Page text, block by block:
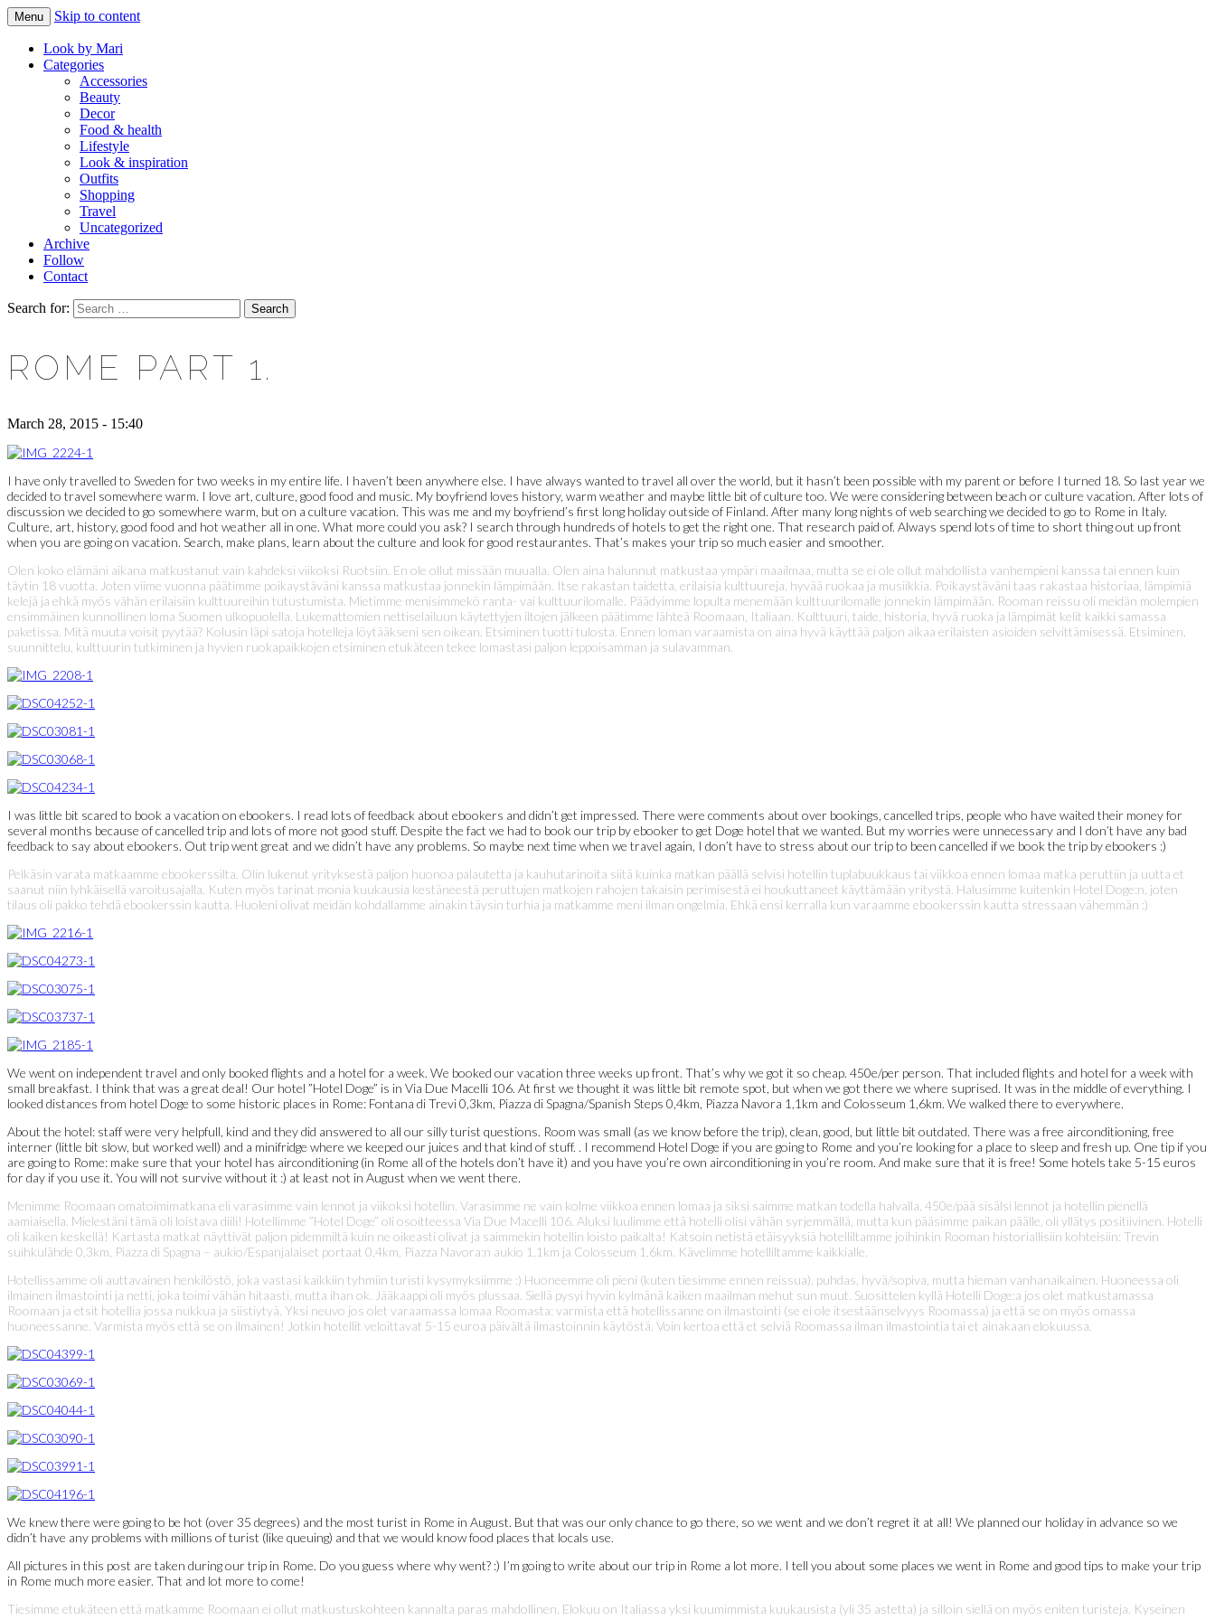
LOOK BY MARI
Makeup & beauty blog
Menu Skip to content
Look by Mari
Categories
Accessories
Beauty
Decor
Food & health
Lifestyle
Look & inspiration
Outfits
Shopping
Travel
Uncategorized
Archive
Follow
Contact
Search for:
ROME PART 1.
March 28, 2015 - 15:40
I have only travelled to Sweden for two weeks in my entire life. I haven’t been anywhere else. I have always wanted to travel all over the world, but it hasn’t been possible with my parent or before I turned 18. So last year we
decided to travel somewhere warm. I love art, culture, good food and music. My boyfriend loves history, warm weather and maybe little bit of culture too. We were considering between beach or culture vacation. After lots of
discussion we decided to go somewhere warm, but on a culture vacation. This was me and my boyfriend’s first long holiday outside of Finland. After many long nights of web searching we decided to go to Rome in Italy.
Culture, art, history, good food and hot weather all in one. What more could you ask? I search through hundreds of hotels to get the right one. That research paid of. Always spend lots of time to short thing out up front
when you are going on vacation. Search, make plans, learn about the culture and look for good restaurantes. That’s makes your trip so much easier and smoother.
Olen koko elämäni aikana matkustanut vain kahdeksi viikoksi Ruotsiin. En ole ollut missään muualla. Olen aina halunnut matkustaa ympäri maailmaa, mutta se ei ole ollut mahdollista vanhempieni kanssa tai ennen kuin
täytin 18 vuotta. Joten viime vuonna päätimme poikaystäväni kanssa matkustaa jonnekin lämpimään. Itse rakastan taidetta, erilaisia kulttuureja, hyvää ruokaa ja musiikkia. Poikaystäväni taas rakastaa historiaa, lämpimiä
kelejä ja ehkä myös vähän erilaisiin kulttuureihin tutustumista. Mietimme menisimmekö ranta- vai kulttuurilomalle. Päädyimme lopulta menemään kulttuurilomalle jonnekin lämpimään. Rooman reissu oli meidän molempien
ensimmäinen kunnollinen loma Suomen ulkopuolella. Lukemattomien nettiselailuun käytettyjen iltojen jälkeen päätimme lähteä Roomaan, Italiaan. Kulttuuri, taide, historia, hyvä ruoka ja lämpimät kelit kaikki samassa
paketissa. Mitä muuta voisit pyytää? Kolusin läpi satoja hotelleja löytääkseni sen oikean. Etsiminen tuotti tulosta. Ennen loman varaamista on aina hyvä käyttää paljon aikaa erilaisten asioiden selvittämisessä. Etsiminen,
suunnittelu, kulttuurin tutkiminen ja hyvien ruokapaikkojen etsiminen etukäteen tekee lomastasi paljon leppoisamman ja sulavamman.
I was little bit scared to book a vacation on ebookers. I read lots of feedback about ebookers and didn’t get impressed. There were comments about over bookings, cancelled trips, people who have waited their money for
several months because of cancelled trip and lots of more not good stuff. Despite the fact we had to book our trip by ebooker to get Doge hotel that we wanted. But my worries were unnecessary and I don’t have any bad
feedback to say about ebookers. Out trip went great and we didn’t have any problems. So maybe next time when we travel again, I don’t have to stress about our trip to been cancelled if we book the trip by ebookers :)
Pelkäsin varata matkaamme ebookerssilta. Olin lukenut yrityksestä paljon huonoa palautetta ja kauhutarinoita siitä kuinka matkan päällä selvisi hotellin tuplabuukkaus tai viikkoa ennen lomaa matka peruttiin ja uutta et
saanut niin lyhkäisellä varoitusajalla. Kuten myös tarinat monia kuukausia kestäneestä peruttujen matkojen rahojen takaisin perimisestä ei houkuttaneet käyttämään yritystä. Halusimme kuitenkin Hotel Doge:n, joten
tilaus oli pakko tehdä ebookerssin kautta. Huoleni olivat meidän kohdallamme ainakin täysin turhia ja matkamme meni ilman ongelmia. Ehkä ensi kerralla kun varaamme ebookerssin kautta stressaan vähemmän :)
We went on independent travel and only booked flights and a hotel for a week. We booked our vacation three weeks up front. That’s why we got it so cheap. 450e/per person. That included flights and hotel for a week with
small breakfast. I think that was a great deal! Our hotel ”Hotel Doge” is in Via Due Macelli 106. At first we thought it was little bit remote spot, but when we got there we where suprised. It was in the middle of everything. I
looked distances from hotel Doge to some historic places in Rome: Fontana di Trevi 0,3km, Piazza di Spagna/Spanish Steps 0,4km, Piazza Navora 1,1km and Colosseum 1,6km. We walked there to everywhere.
About the hotel: staff were very helpfull, kind and they did answered to all our silly turist questions. Room was small (as we know before the trip), clean, good, but little bit outdated. There was a free airconditioning, free
interner (little bit slow, but worked well) and a minifridge where we keeped our juices and that kind of stuff. . I recommend Hotel Doge if you are going to Rome and you’re looking for a place to sleep and fresh up. One tip if you
are going to Rome: make sure that your hotel has airconditioning (in Rome all of the hotels don’t have it) and you have you’re own airconditioning in you’re room. And make sure that it is free! Some hotels take 5-15 euros
for day if you use it. You will not survive without it :) at least not in August when we went there.
Menimme Roomaan omatoimimatkana eli varasimme vain lennot ja viikoksi hotellin. Varasimme ne vain kolme viikkoa ennen lomaa ja siksi saimme matkan todella halvalla. 450e/pää sisälsi lennot ja hotellin pienellä
aamiaisella. Mielestäni tämä oli loistava diili! Hotellimme ”Hotel Doge” oli osoitteessa Via Due Macelli 106. Aluksi luulimme että hotelli olisi vähän syrjemmällä, mutta kun pääsimme paikan päälle, oli yllätys positiivinen. Hotelli
oli kaiken keskellä! Kartasta matkat näyttivät paljon pidemmiltä kuin ne oikeasti olivat ja saimmekin hotellin loisto paikalta! Katsoin netistä etäisyyksiä hotelliltamme joihinkin Rooman historiallisiin kohteisiin: Trevin
suihkulähde 0,3km, Piazza di Spagna – aukio/Espanjalaiset portaat 0,4km, Piazza Navora:n aukio 1,1km ja Colosseum 1,6km. Kävelimme hotelliltamme kaikkialle.
Hotellissamme oli auttavainen henkilöstö, joka vastasi kaikkiin tyhmiin turisti kysymyksiimme :) Huoneemme oli pieni (kuten tiesimme ennen reissua), puhdas, hyvä/sopiva, mutta hieman vanhanaikainen. Huoneessa oli
ilmainen ilmastointi ja netti, joka toimi vähän hitaasti, mutta ihan ok. Jääkaappi oli myös plussaa. Siellä pysyi hyvin kylmänä kaiken maailman mehut sun muut. Suosittelen kyllä Hotelli Doge:a jos olet matkustamassa
Roomaan ja etsit hotellia jossa nukkua ja siistiytyä. Yksi neuvo jos olet varaamassa lomaa Roomasta: varmista että hotellissanne on ilmastointi (se ei ole itsestäänselvyys Roomassa) ja että se on myös omassa
huoneessanne. Varmista myös että se on ilmainen! Jotkin hotellit veloittavat 5-15 euroa päivältä ilmastoinnin käytöstä. Voin kertoa että et selviä Roomassa ilman ilmastointia tai et ainakaan elokuussa.
We knew there were going to be hot (over 35 degrees) and the most turist in Rome in August. But that was our only chance to go there, so we went and we don’t regret it at all! We planned our holiday in advance so we
didn’t have any problems with millions of turist (like queuing) and that we would know food places that locals use.
All pictures in this post are taken during our trip in Rome. Do you guess where why went? :) I’m going to write about our trip in Rome a lot more. I tell you about some places we went in Rome and good tips to make your trip
in Rome much more easier. That and lot more to come!
Tiesimme etukäteen että matkamme Roomaan ei ollut matkustuskohteen kannalta paras mahdollinen. Elokuu on Italiassa yksi kuumimmista kuukausista (yli 35 astetta) ja silloin siellä on myös eniten turisteja. Kyseinen